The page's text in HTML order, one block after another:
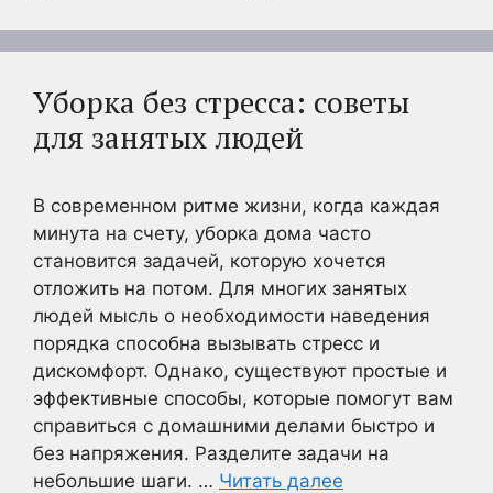
Уборка без стресса: советы
для занятых людей
В современном ритме жизни, когда каждая
минута на счету, уборка дома часто
становится задачей, которую хочется
отложить на потом. Для многих занятых
людей мысль о необходимости наведения
порядка способна вызывать стресс и
дискомфорт. Однако, существуют простые и
эффективные способы, которые помогут вам
справиться с домашними делами быстро и
без напряжения. Разделите задачи на
небольшие шаги. … Читать далее